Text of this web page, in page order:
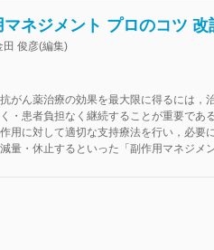
ネジメント プロのコツ 改
田 俊彦(編集)
抗がん薬治療の効果を最大限に得るには，
く・患者負担なく継続することが重要であ
作用に対して適切な支持療法を行い，必要
減量・休止するといった「副作用マネジメ